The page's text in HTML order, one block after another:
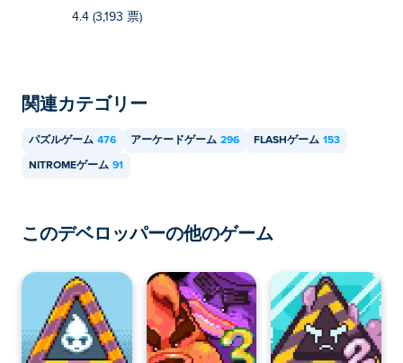
4.4 (3,193 票)
関連カテゴリー
パズルゲーム 476 アーケードゲーム 296 FLASHゲーム 153
NITROMEゲーム 91
このデベロッパーの他のゲーム